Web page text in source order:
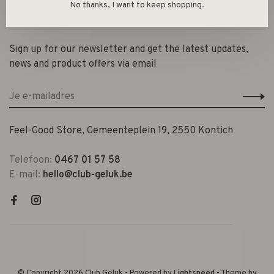
Contact en openingsuren
Sign up for our newsletter and get the latest updates,
news and product offers via email
Feel-Good Store, Gemeenteplein 19, 2550 Kontich
Telefoon: 0467 01 57 58
E-mail: hello@club-geluk.be
No thanks, I want to keep shopping.